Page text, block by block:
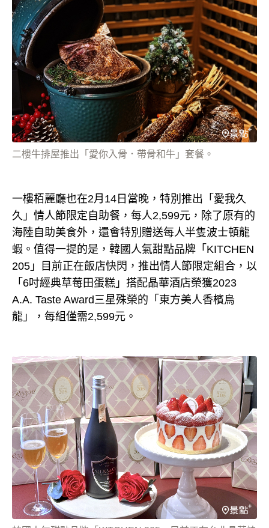
二樓牛排屋推出「愛你入骨．帶骨和牛」套餐。
一樓栢麗廳也在2月14日當晚，特別推出「愛我久
久」情人節限定自助餐，每人2,599元，除了原有的
海陸自助美食外，還會特別贈送每人半隻波士頓龍
蝦。值得一提的是，韓國人氣甜點品牌「KITCHEN
205」目前正在飯店快閃，推出情人節限定組合，以
「6吋經典草莓田蛋糕」搭配晶華酒店榮獲2023
A.A. Taste Award三星殊榮的「東方美人香檳烏
龍」，每組僅需2,599元。